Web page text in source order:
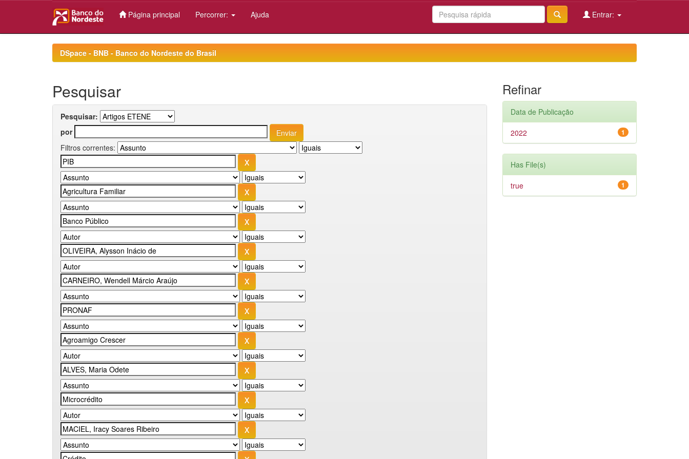
Página principal Percorrer: Ajuda Entrar:
DSpace - BNB - Banco do Nordeste do Brasil
Pesquisar
Pesquisar:
por
Filtros correntes:
Refinar
Data de Publicação
1
2022
Has File(s)
1
true